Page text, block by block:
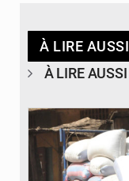
À LIRE AUSSI
À LIRE AUSSI
© Daou